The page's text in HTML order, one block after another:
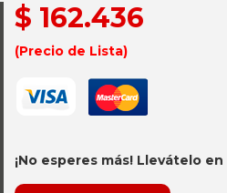
$ 162.436
(Precio de Lista)
¡No esperes más! Llevátelo